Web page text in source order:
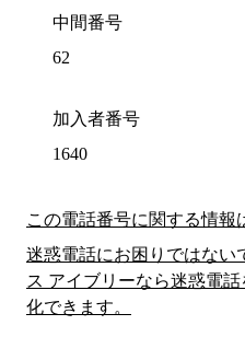
中間番号
62
加入者番号
1640
この電話番号に関する情報
迷惑電話にお困りではない
ス アイブリーなら迷惑電
化できます。